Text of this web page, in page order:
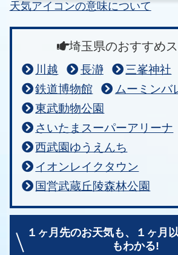
天気アイコンの意味について
埼玉県のおすすめ
川越 長瀞
三峯神社
鉄道博物館
ムーミンバ
東武動物公園
さいたまスーパーアリーナ
西武園ゆうえんち
イオンレイクタウン
国営武蔵丘陵森林公園
１ヶ月先のお天気も、
１ヶ月
もわかる!